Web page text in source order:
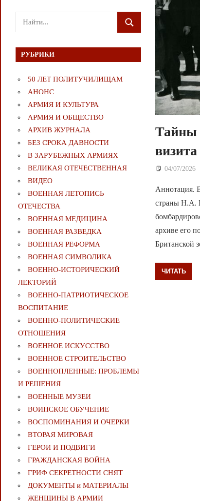
Тайны
04/07/2026
Аннотация.
страны Н.А.
архиве его
Британской
ЧИТАТЬ
Поиск
для:
ПОИСК
РУБРИКИ
50 ЛЕТ ПОЛИТУЧИЛИЩАМ
АНОНС
АРМИЯ И КУЛЬТУРА
АРМИЯ И ОБЩЕСТВО
АРХИВ ЖУРНАЛА
БЕЗ СРОКА ДАВНОСТИ
В ЗАРУБЕЖНЫХ АРМИЯХ
ВЕЛИКАЯ ОТЕЧЕСТВЕННАЯ
ВИДЕО
ВОЕННАЯ ЛЕТОПИСЬ
ОТЕЧЕСТВА
ВОЕННАЯ МЕДИЦИНА
ВОЕННАЯ РАЗВЕДКА
ВОЕННАЯ РЕФОРМА
ВОЕННАЯ СИМВОЛИКА
ВОЕННО-ИСТОРИЧЕСКИЙ
ЛЕКТОРИЙ
ВОЕННО-ПАТРИОТИЧЕСКОЕ
ВОСПИТАНИЕ
ВОЕННО-ПОЛИТИЧЕСКИE
ОТНОШЕНИЯ
ВОЕННОЕ ИСКУССТВО
ВОЕННОЕ СТРОИТЕЛЬСТВО
ВОЕННОПЛЕННЫЕ: ПРОБЛЕМЫ
И РЕШЕНИЯ
ВОЕННЫЕ МУЗЕИ
ВОИНСКОЕ ОБУЧЕНИЕ
ВОСПОМИНАНИЯ И ОЧЕРКИ
ВТОРАЯ МИРОВАЯ
ГЕРОИ И ПОДВИГИ
ГРАЖДАНСКАЯ ВОЙНА
ГРИФ СЕКРЕТНОСТИ СНЯТ
ДОКУМЕНТЫ и МАТЕРИАЛЫ
ЖЕНЩИНЫ В АРМИИ